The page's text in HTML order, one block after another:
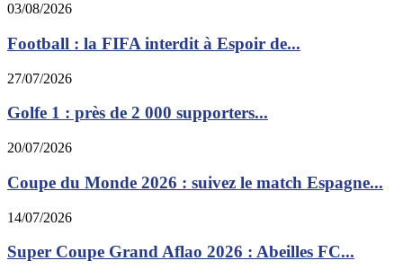
03/08/2026
Football : la FIFA interdit à Espoir de...
27/07/2026
Golfe 1 : près de 2 000 supporters...
20/07/2026
Coupe du Monde 2026 : suivez le match Espagne...
14/07/2026
Super Coupe Grand Aflao 2026 : Abeilles FC...